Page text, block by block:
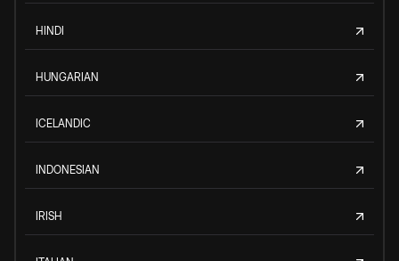
HINDI
HUNGARIAN
ICELANDIC
INDONESIAN
IRISH